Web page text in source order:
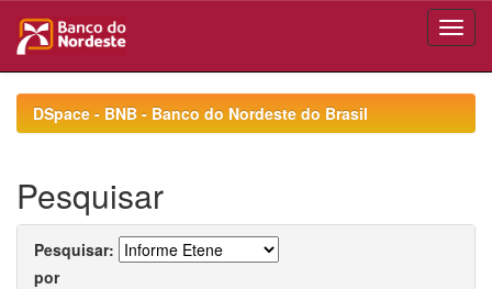
navigationDSpace - BNB - Banco do Nordeste do Brasil
Pesquisar
Pesquisar:
por